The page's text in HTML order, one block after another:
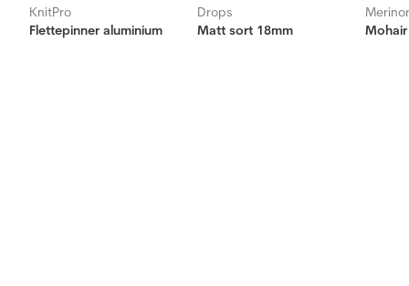
KnitPro
Flettepinner aluminium
Drops
Matt sort 18mm
Merinor
Mohair